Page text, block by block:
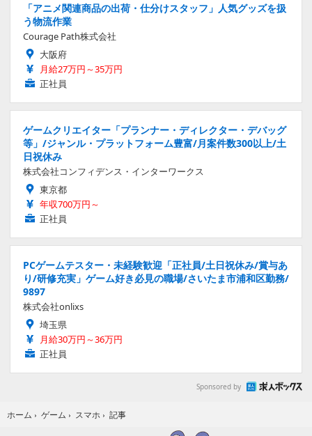
「アニメ関連商品の出荷・仕分けスタッフ」人気グッズを扱
う物流作業
Courage Path株式会社
大阪府
月給27万円～35万円
正社員
ゲームクリエイター「プランナー・ディレクター・デバッグ
等」/ジャンル・プラットフォーム豊富/月案件数300以上/土
日祝休み
株式会社コンフィデンス・インターワークス
東京都
年収700万円～
正社員
PCゲームテスター・未経験歓迎「正社員/土日祝休み/賞与あ
り/研修充実」ゲーム好き必見の職場/さいたま市浦和区勤務/
9897
株式会社onlixs
埼玉県
月給30万円～36万円
正社員
Sponsored by
ホーム › ゲーム › スマホ › 記事